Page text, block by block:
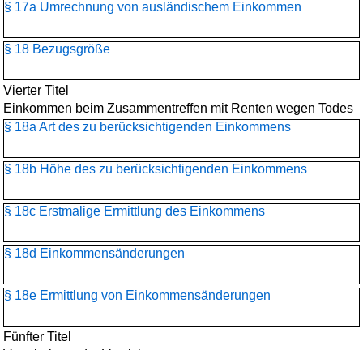
§ 17a Umrechnung von ausländischem Einkommen
§ 18 Bezugsgröße
Vierter Titel
Einkommen beim Zusammentreffen mit Renten wegen Todes
§ 18a Art des zu berücksichtigenden Einkommens
§ 18b Höhe des zu berücksichtigenden Einkommens
§ 18c Erstmalige Ermittlung des Einkommens
§ 18d Einkommensänderungen
§ 18e Ermittlung von Einkommensänderungen
Fünfter Titel